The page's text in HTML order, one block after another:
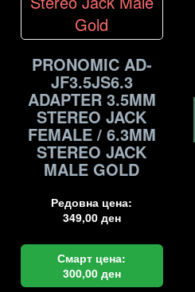
PRONOMIC AD-
JF3.5JS6.3
ADAPTER 3.5MM
STEREO JACK
FEMALE / 6.3MM
STEREO JACK
MALE GOLD
Редовна цена:
349,00 ден
Смарт цена:
300,00 ден